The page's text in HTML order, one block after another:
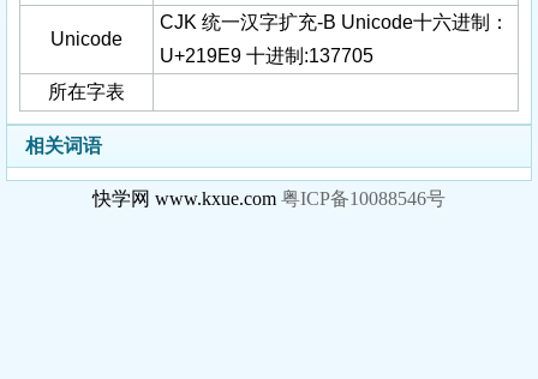
Unicode
CJK 统一汉字扩充-B Unicode十六进制：
U+219E9 十进制:137705
所在字表
相关词语
快学网 www.kxue.com 粤ICP备10088546号